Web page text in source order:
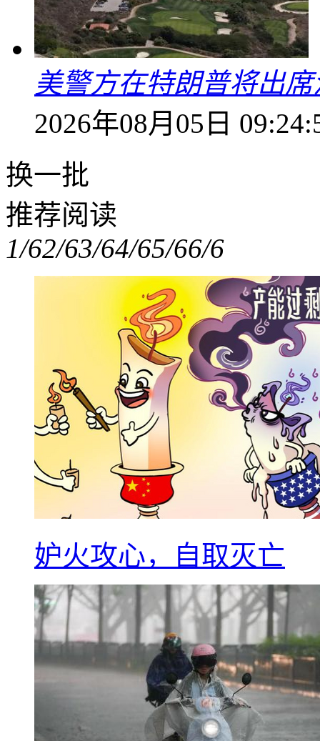
美警方在特朗普将出
2026年08月05日
换一批
推荐阅读
1/62/63/64/65/66/6
妒火攻心，自取灭亡